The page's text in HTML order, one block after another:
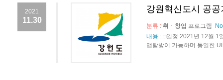
2021
11.30
강원혁신도시 공
분류 : 취ㆍ창업 프로그램
내용 : □일정:2021년 12월 1
맵탐방이 가능하며 동일한